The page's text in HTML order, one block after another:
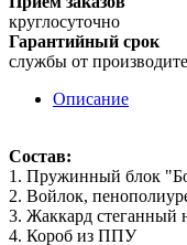
круглосуточно
Гарантийный срок
службы от
Описание
Состав:
1. Пружинный блок
2. Войлок,
3. Жаккард стеганный
4. Короб из ППУ